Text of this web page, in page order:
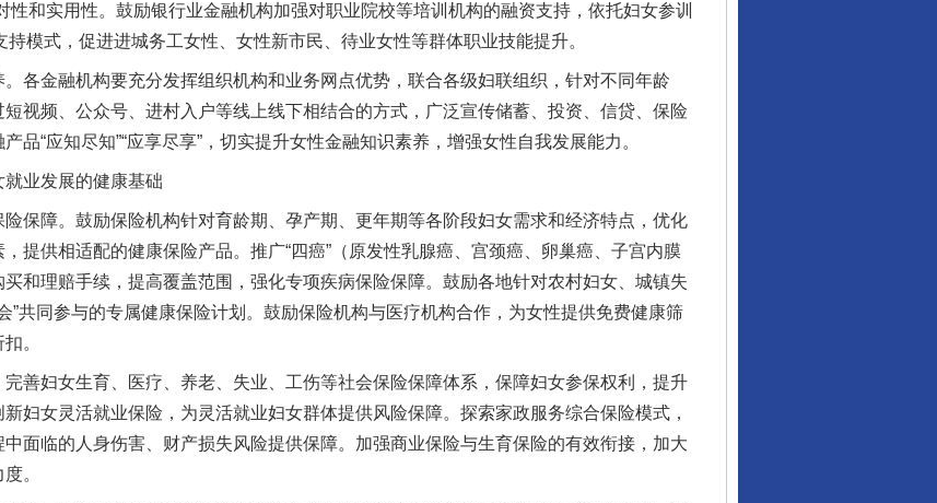
性和实用性。鼓励银行业金融机构加强对职业院校等培训机构的融资支持，依托妇女参训
持模式，促进进城务工女性、女性新市民、待业女性等群体职业技能提升。
金融机构要充分发挥组织机构和业务网点优势，联合各级妇联组织，针对不同年龄
视频、公众号、进村入户等线上线下相结合的方式，广泛宣传储蓄、投资、信贷、保险
品“应知尽知”“应享尽享”，切实提升女性金融知识素养，增强女性自我发展能力。
业发展的健康基础
障。鼓励保险机构针对育龄期、孕产期、更年期等各阶段妇女需求和经济特点，优化
提供相适配的健康保险产品。推广“四癌”（原发性乳腺癌、宫颈癌、卵巢癌、子宫内膜
和理赔手续，提高覆盖范围，强化专项疾病保险保障。鼓励各地针对农村妇女、城镇失
”共同参与的专属健康保险计划。鼓励保险机构与医疗机构合作，为女性提供免费健康筛
。
妇女生育、医疗、养老、失业、工伤等社会保险保障体系，保障妇女参保权利，提升
妇女灵活就业保险，为灵活就业妇女群体提供风险保障。探索家政服务综合保险模式，
面临的人身伤害、财产损失风险提供保障。加强商业保险与生育保险的有效衔接，加大
。